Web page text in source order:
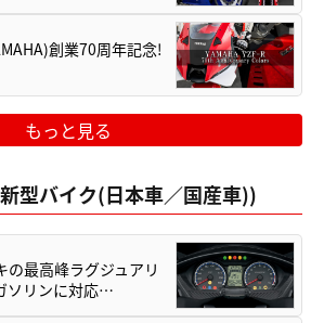
創業70周年記念!
もっと見る
型バイク(日本車／国産車))
最高峰ラグジュアリ
ソリンに対応…